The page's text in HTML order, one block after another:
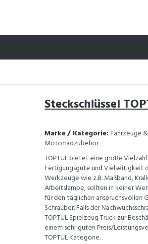
Steckschlüssel
Marke / Kategorie: Fahrzeuge
Motorradzubehör
TOPTUL bietet eine große
Fertigungsgüte und Vielseitigkeit
Werkzeuge wie z.B. Maßband,
Arbeitslampe, sollten in keiner
für den täglichen anspruchsvollen
Schrauber. Falls der
TOPTUL Spielzeug Truck zur
einem sehr guten Preis/
TOPTUL Kategorie.